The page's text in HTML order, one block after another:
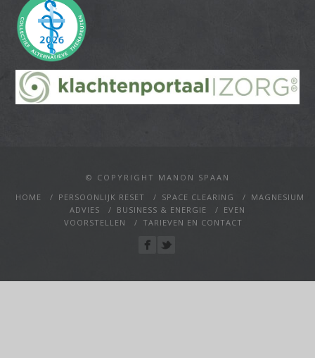
© COPYRIGHT MANON SPAAN
HOME
PERSOONLIJK RESET SPACE CLEARING
MAGNESIUM
ADVIES
BUSINESS & ENERGIE
EVEN
VOORSTELLEN
TARIEVEN EN CONTACT